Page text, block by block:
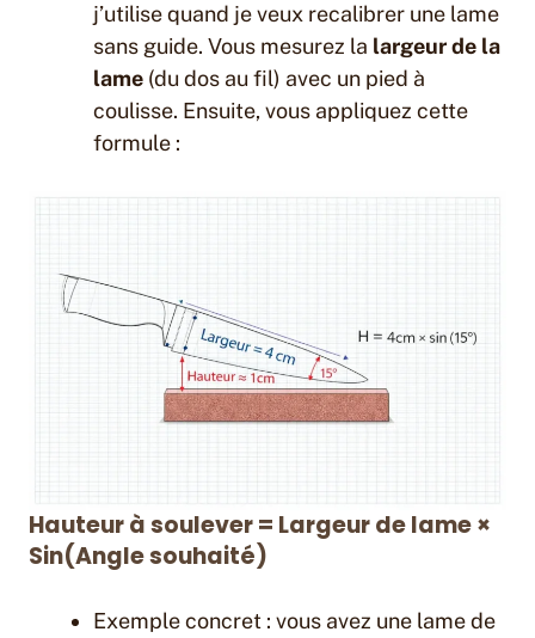
j’utilise quand je veux recalibrer une lame
sans guide. Vous mesurez la largeur de la
lame (du dos au fil) avec un pied à
coulisse. Ensuite, vous appliquez cette
formule :
Hauteur à soulever = Largeur de lame ×
Sin(Angle souhaité)
Exemple concret : vous avez une lame de